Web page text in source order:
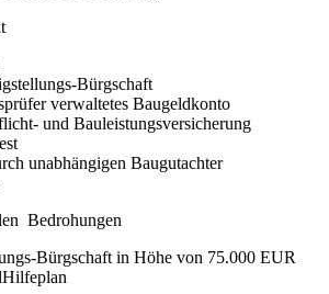
Bürgschaft
verwaltetes Baugeldkonto
und Bauleistungsversicherung
unabhängigen Baugutachter
Bedrohungen
Bürgschaft in Höhe von 75.000 EUR